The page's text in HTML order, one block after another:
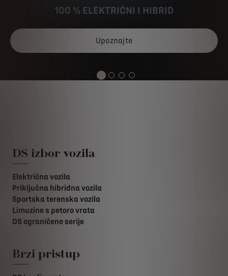
100 % ELEKTRIČNI I HIBRID
Upoznajte
DS izbor vozila
Električna vozila
Priključna hibridna vozila
Sportska terenska vozila
Limuzine s petoro vrata
DS ograničene serije
Brzi pristup